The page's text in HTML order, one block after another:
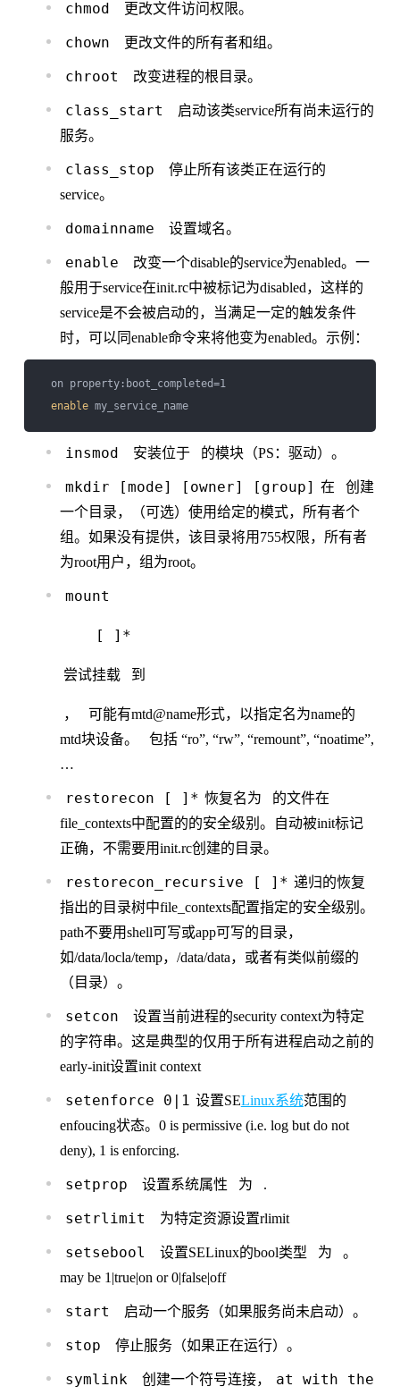
chmod 更改文件访问权限。
chown 更改文件的所有者和组。
chroot 改变进程的根目录。
class_start
启动该类service所有尚未运行的
服务。
class_stop
停止所有该类正在运行的
service。
domainname 设置域名。
enable
改变一个disable的service为enabled。一
般用于service在init.rc中被标记为disabled，这样的
service是不会被启动的，当满足一定的触发条件
时，可以同enable命令来将他变为enabled。示例：
on property:boot_completed=1
enable
my_service_name
insmod 安装位于 的模块（PS：驱动）。
mkdir [mode] [owner] [group] 在
创建
一个目录，（可选）使用给定的模式，所有者个
组。如果没有提供，该目录将用755权限，所有者
为root用户，组为root。
mount
[ ]*
尝试挂载 到
，
可能有mtd@name形式，以指定名为name的
mtd块设备。
包括 “ro”, “rw”, “remount”, “noatime”,
…
restorecon [ ]* 恢复名为
的文件在
file_contexts中配置的的安全级别。自动被init标记
正确，不需要用init.rc创建的目录。
restorecon_recursive [ ]* 递归的恢复
指出的目录树中file_contexts配置指定的安全级别。
path不要用shell可写或app可写的目录，
如/data/locla/temp，/data/data，或者有类似前缀的
（目录）。
setcon
设置当前进程的security context为特定
的字符串。这是典型的仅用于所有进程启动之前的
early-init设置init context
setenforce 0|1 设置SELinux系统范围的
enfoucing状态。0 is permissive (i.e. log but do not
deny), 1 is enforcing.
setprop 设置系统属性 为 .
setrlimit 为特定资源设置rlimit
setsebool 设置SELinux的bool类型 为
。
may be 1|true|on or 0|false|off
start 启动一个服务（如果服务尚未启动）。
stop 停止服务（如果正在运行）。
symlink 创建一个符号连接， at with the